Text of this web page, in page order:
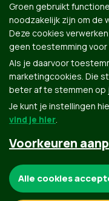
tot een samenstelling
Omgevingsraad vrij
de raad een lege
Groen.be
Contact
Groen gebruikt
noodzakelijk zijn om de
Deze cookies
geen toestemming voor
Als je daarvoor
marketingcookies. Die
beter af te stemmen op
Je kunt je instellingen
vind je hier.
Voorkeuren
Alle cookies